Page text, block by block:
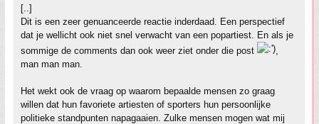
[..]
Dit is een zeer genuanceerde reactie inderdaad. Een perspectief
dat je wellicht ook niet snel verwacht van een popartiest. En als je
sommige de comments dan ook weer ziet onder die post
man man man.
Het wekt ook de vraag op waarom bepaalde mensen zo graag
willen dat hun favoriete artiesten of sporters hun persoonlijke
politieke standpunten napagaaien. Zulke mensen mogen wat mij